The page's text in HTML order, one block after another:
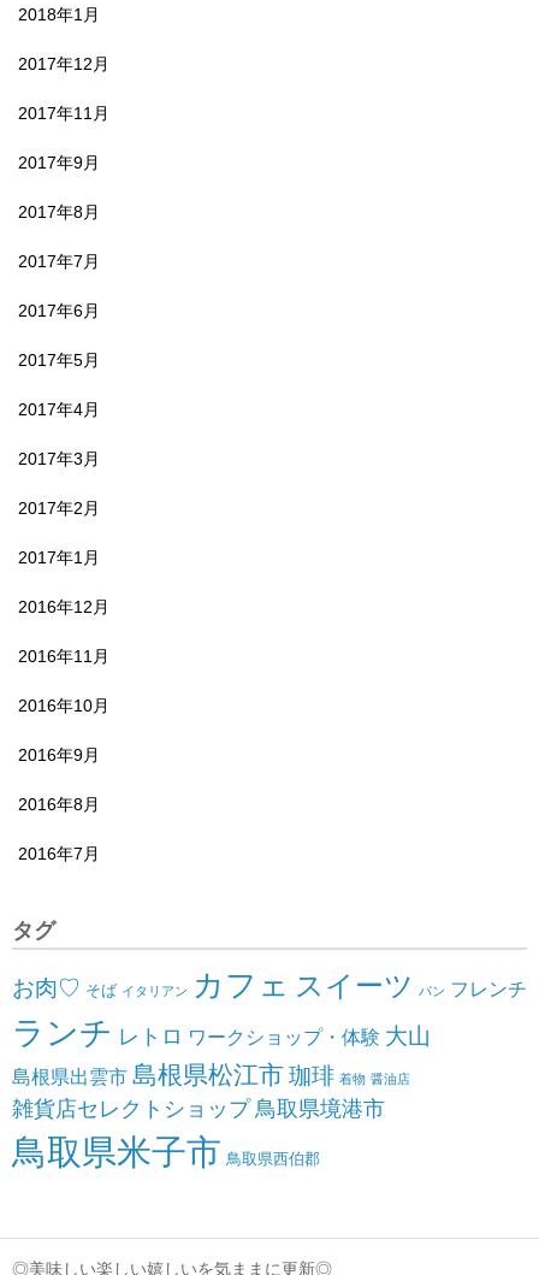
2018年1月
2017年12月
2017年11月
2017年9月
2017年8月
2017年7月
2017年6月
2017年5月
2017年4月
2017年3月
2017年2月
2017年1月
2016年12月
2016年11月
2016年10月
2016年9月
2016年8月
2016年7月
タグ
お肉♡ そば イタリアン カフェ スイーツ パン フレンチ
ランチ レトロ ワークショップ・体験 大山
島根県出雲市 島根県松江市珈琲 着物 醤油店
雑貨店セレクトショップ 鳥取県境港市
鳥取県米子市 鳥取県西伯郡
◎美味しい楽しい嬉しいを気ままに更新◎